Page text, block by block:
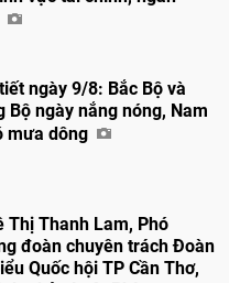
ngày 9/8: Bắc Bộ và
Bộ ngày nắng nóng, Nam
mưa dông
Thị Thanh Lam, Phó
đoàn chuyên trách Đoàn
Quốc hội TP Cần Thơ,